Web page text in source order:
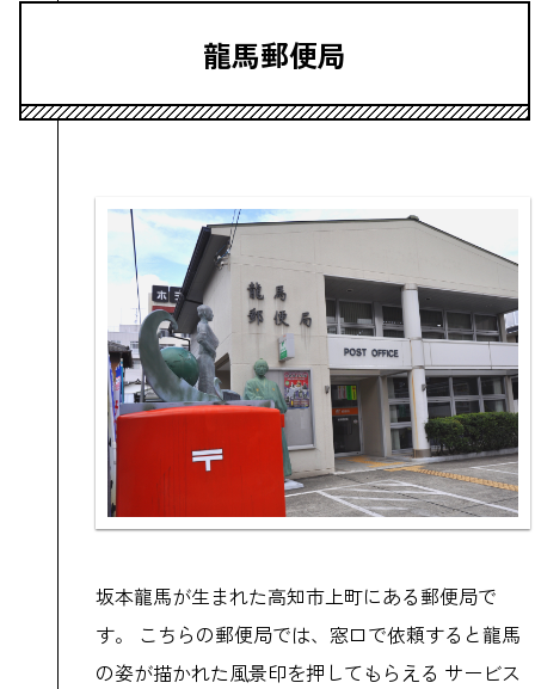
龍馬郵便局
坂本龍馬が生まれた高知市上町にある郵便局で
す。 こちらの郵便局では、窓口で依頼すると龍馬
の姿が描かれた風景印を押してもらえる サービス